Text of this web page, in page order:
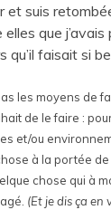
et suis
que j’avais
qu’il faisait si
les moyens de
de le faire :
et/ou
à la portée de
chose qui à
(Et je dis ça en